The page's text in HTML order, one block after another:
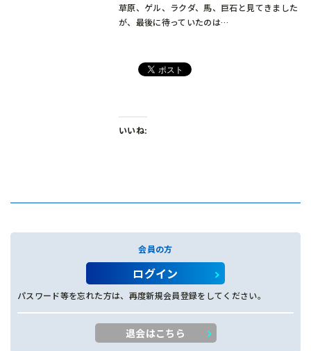
草原、ゲル、ラクダ、馬、巨石と見てきました
が、最後に待っていたのは…
いいね:
会員の方
ログイン
パスワード等を忘れた方は、再度新規会員登録をしてください。
退会はこちら